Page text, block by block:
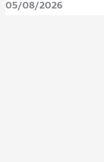
05/08/2026